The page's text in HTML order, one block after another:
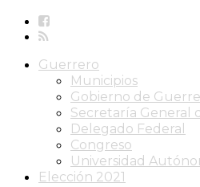
Guerrero
Municipios
Gobierno de
Secretaría General
Delegado Federal
Congreso
Universidad
Elección 2021